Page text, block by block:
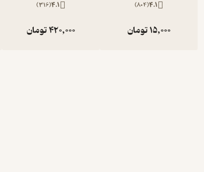
4.1
(
804
)
15,000تومان
4.1
(
316
)
420,000تومان